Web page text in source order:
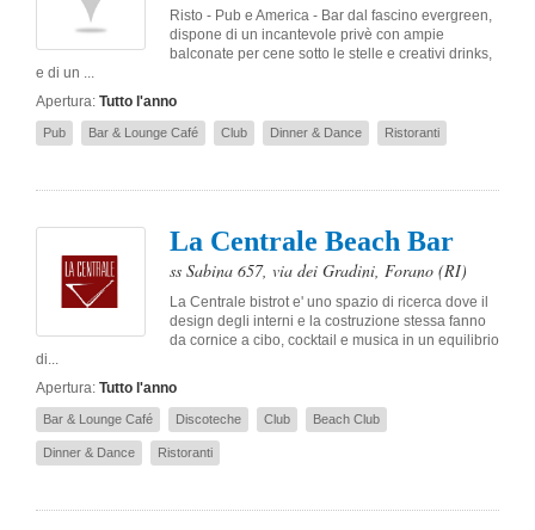
Risto - Pub e America - Bar dal fascino evergreen,
dispone di un incantevole privè con ampie
balconate per cene sotto le stelle e creativi drinks,
e di un ...
Apertura: Tutto l'anno
Pub Bar & Lounge Café Club Dinner & Dance Ristoranti
La Centrale Beach Bar
ss Sabina 657, via dei Gradini, Forano (RI)
La Centrale bistrot e' uno spazio di ricerca dove il
design degli interni e la costruzione stessa fanno
da cornice a cibo, cocktail e musica in un equilibrio
di...
Apertura: Tutto l'anno
Bar & Lounge Café Discoteche Club Beach Club
Dinner & Dance Ristoranti